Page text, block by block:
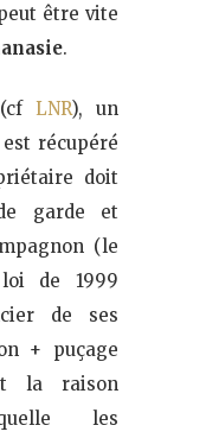
être vite
.
(cfLNR), un
récupéré
doit
garde et
(le
de 1999
de ses
+ puçage
la raison
les